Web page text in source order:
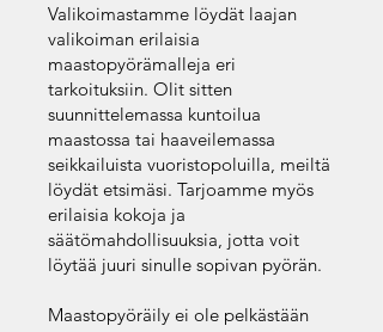
Valikoimastamme löydät laajan
valikoiman erilaisia
maastopyörämalleja eri
tarkoituksiin. Olit sitten
suunnittelemassa kuntoilua
maastossa tai haaveilemassa
seikkailuista vuoristopoluilla, meiltä
löydät etsimäsi. Tarjoamme myös
erilaisia kokoja ja
säätömahdollisuuksia, jotta voit
löytää juuri sinulle sopivan pyörän.
Maastopyöräily ei ole pelkästään